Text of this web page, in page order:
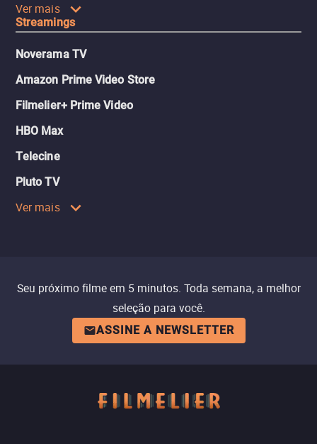
Ver mais
Streamings
Noverama TV
Amazon Prime Video Store
Filmelier+ Prime Video
HBO Max
Telecine
Pluto TV
Ver mais
Seu próximo filme em 5 minutos. Toda semana, a melhor
seleção para você.
ASSINE A NEWSLETTER